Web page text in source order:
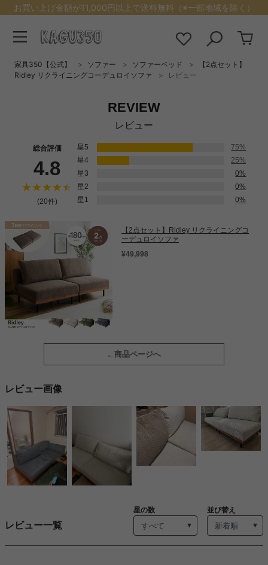
お買い上げ金額が11,000円以上で送料無料（※一部地域を除く）
家具350【公式】 ソファー ソファーベッド
【2点セット】
Ridley リクライニングコーデュロイソファ
レビュー
REVIEW
レビュー
【2点セット】Ridley リクライニングコ
ーデュロイソファ
¥49,998
総合評価
4.8
(20件)
星5
75%
星4
25%
星3
0%
星2
0%
星1
0%
商品ページへ
レビュー画像
レビュー一覧
星の数 並び替え